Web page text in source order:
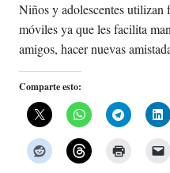
Niños y adolescentes utilizan
móviles ya que les facilita
amigos, hacer nuevas
Comparte esto: